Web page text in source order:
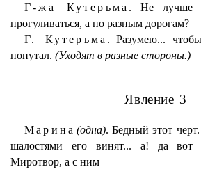
Г-жа Кутерьма. Не лучше
прогуливаться, а по разным дорогам?
Г. Кутерьма. Разумею...
попутал. (Уходят в разные стороны.)
Явление 3
Марина (одна). Бедный этот
шалостями его винят... а! да вот
Миротвор, а с ним